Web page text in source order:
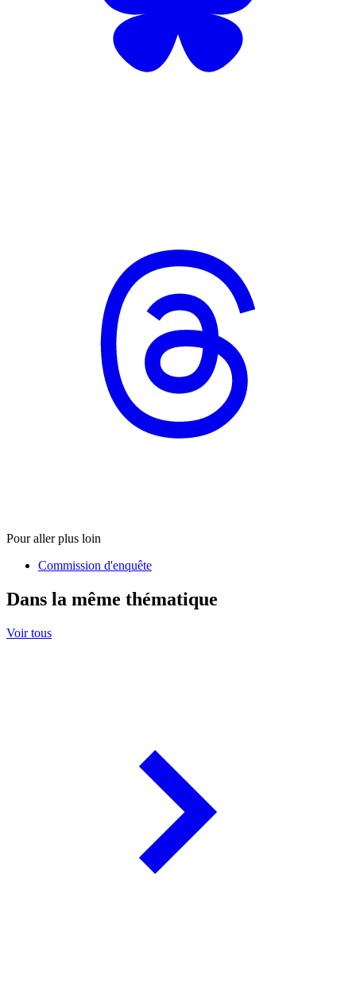
Pour aller plus loin
Commission d'enquête
Dans la même thématique
Voir tous